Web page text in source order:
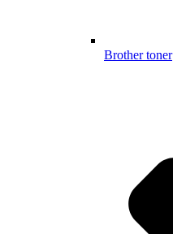
Brother toner